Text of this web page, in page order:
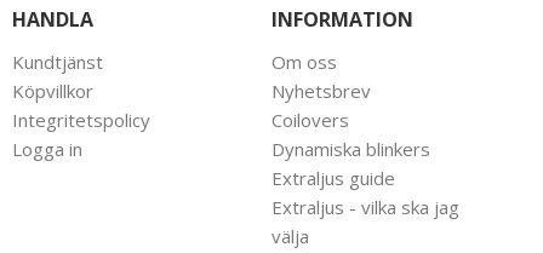
HANDLA
Kundtjänst
Köpvillkor
Integritetspolicy
Logga in
INFORMATION
Om oss
Nyhetsbrev
Coilovers
Dynamiska blinkers
Extraljus guide
Extraljus - vilka ska jag
välja